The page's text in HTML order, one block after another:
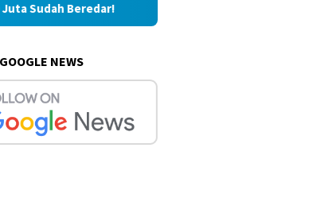
Kasus Saling Lapor Korban Pencurian dan Pelaku,
NEWS